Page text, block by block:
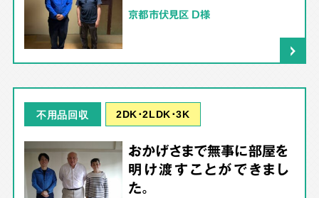
京都市伏見区 D様
不用品回収 2DK･2LDK･3K
おかげさまで無事に部屋を
明け渡すことができまし
た。